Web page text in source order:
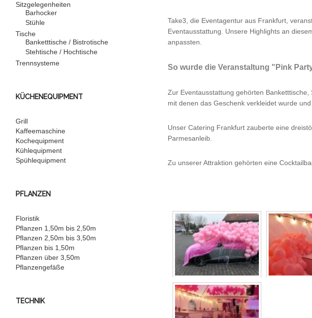
Take3, die Eventagentur aus Frankfurt,
Eventausstattung. Unsere Highlights an
anpassten.
So wurde die Veranstaltung "Pink
Zur Eventausstattung gehörten
mit denen das Geschenk verkleidet wurde und
Unser Catering Frankfurt zauberte eine
Parmesanleib.
Zu unserer Attraktion gehörten eine
Sitzgelegenheiten
Barhocker
Stühle
Tische
Banketttische / Bistrotische
Stehtische / Hochtische
Trennsysteme
KÜCHENEQUIPMENT
Grill
Kaffeemaschine
Kochequipment
Kühlequipment
Spühlequipment
PFLANZEN
Floristik
Pflanzen 1,50m bis 2,50m
Pflanzen 2,50m bis 3,50m
Pflanzen bis 1,50m
Pflanzen über 3,50m
Pflanzengefäße
TECHNIK